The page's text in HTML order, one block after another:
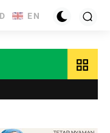
grid_view